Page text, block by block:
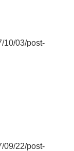
10/03/post-
09/22/post-